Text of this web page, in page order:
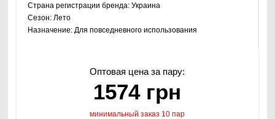
Страна регистрации бренда:Украина
Сезон: Лето
Назначение: Для повседневного использования
Оптовая цена за пару:
1574 грн
минимальный заказ 10 пар